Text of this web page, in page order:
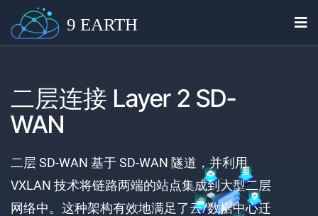
9 EARTH
二层连接 Layer 2 SD-
WAN
二层 SD-WAN 基于 SD-WAN 隧道，并利用
VXLAN 技术将链路两端的站点集成到大型二层
网络中。这种架构有效地满足了云/数据中心迁